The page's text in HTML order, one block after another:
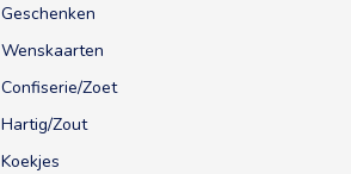
Geschenken
Wenskaarten
Confiserie/Zoet
Hartig/Zout
Koekjes